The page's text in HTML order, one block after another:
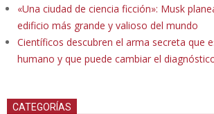
«Una ciudad de ciencia ficción»: Musk
edificio más grande y valioso del mundo
Científicos descubren el arma secreta que
humano y que puede cambiar el
CATEGORÍAS